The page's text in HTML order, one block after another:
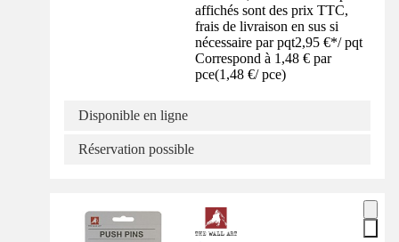
affichés sont des prix TTC,
frais de livraison en sus si
nécessaire par pqt2,95 €*/ pqt
Correspond à 1,48 € par
pce(1,48 €/ pce)
Disponible en ligne
Réservation possible